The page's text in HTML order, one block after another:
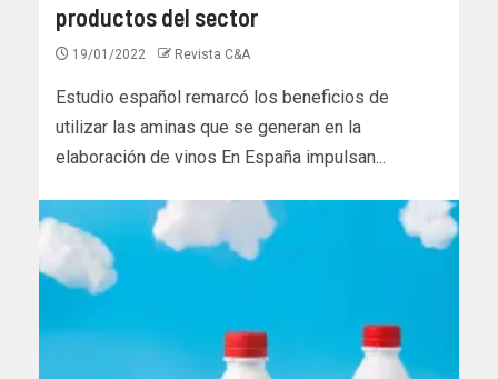
productos del sector
19/01/2022 Revista C&A
Estudio español remarcó los beneficios de
utilizar las aminas que se generan en la
elaboración de vinos En España impulsan...